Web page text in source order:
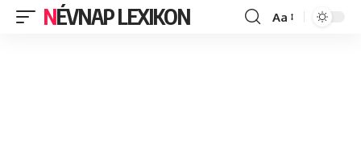
NÉVNAP LEXIKON
Font
Aa